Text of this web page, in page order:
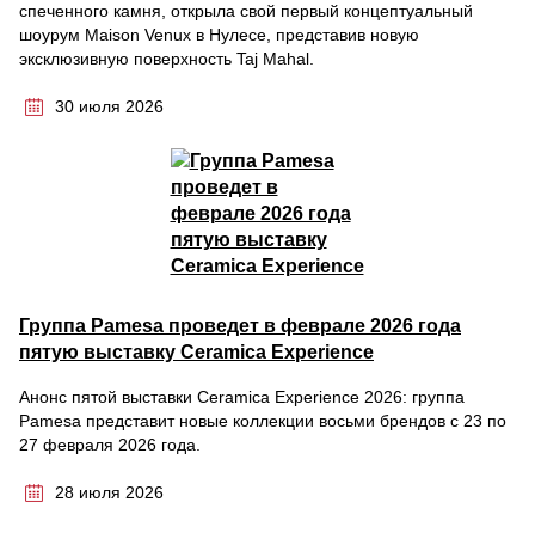
спеченного камня, открыла свой первый концептуальный
шоурум Maison Venux в Нулесе, представив новую
эксклюзивную поверхность Taj Mahal.
30 июля 2026
Группа Pamesa проведет в феврале 2026 года
пятую выставку Ceramica Experience
Анонс пятой выставки Ceramica Experience 2026: группа
Pamesa представит новые коллекции восьми брендов с 23 по
27 февраля 2026 года.
28 июля 2026